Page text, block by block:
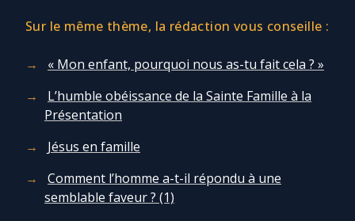
Sur le même thème, la rédaction vous conseille :
« Mon enfant, pourquoi nous as-tu fait cela ? »
L’humble obéissance de la Sainte Famille à la
Présentation
Jésus en famille
Comment l’homme a-t-il répondu à une
semblable faveur ? (1)